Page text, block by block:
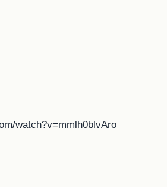
watch?v=mmlh0blvAro